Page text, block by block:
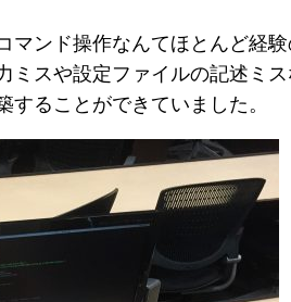
ンド操作なんてほとんど経
ミスや設定ファイルの記述ミ
ることができていました。